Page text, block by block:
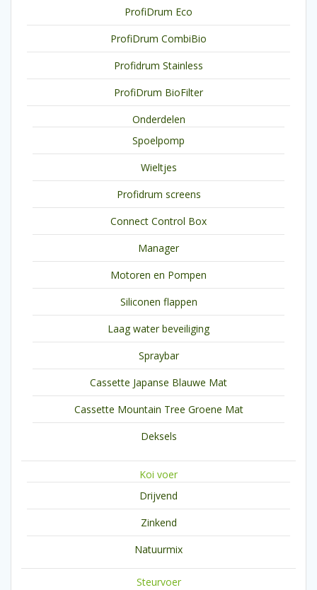
ProfiDrum Eco
ProfiDrum CombiBio
Profidrum Stainless
ProfiDrum BioFilter
Onderdelen
Spoelpomp
Wieltjes
Profidrum screens
Connect Control Box
Manager
Motoren en Pompen
Siliconen flappen
Laag water beveiliging
Spraybar
Cassette Japanse Blauwe Mat
Cassette Mountain Tree Groene Mat
Deksels
Koi voer
Drijvend
Zinkend
Natuurmix
Steurvoer